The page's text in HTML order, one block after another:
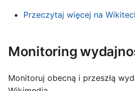
a
Przeczytaj więcej na
Monitoring
Monitoruj obecną i przeszłą